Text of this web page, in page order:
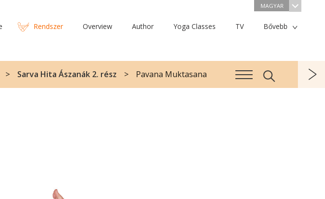
MAGYAR
Rendszer Overview Author Yoga Classes TV Bővebb
Sarva Hita Ászanák 2. rész Pavana Muktasana